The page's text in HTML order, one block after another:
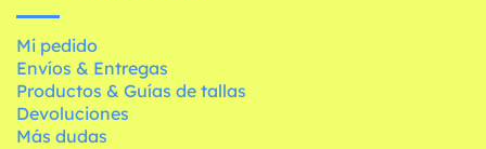
Mi pedido
Envíos & Entregas
Productos & Guías de tallas
Devoluciones
Más dudas